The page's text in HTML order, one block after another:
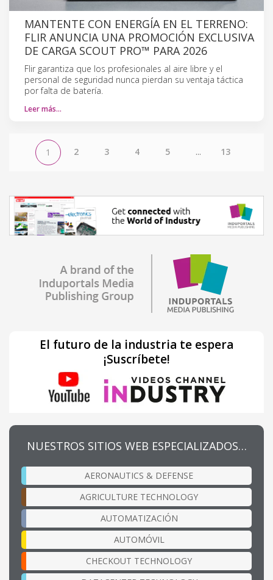
MANTENTE CON ENERGÍA EN EL TERRENO:
FLIR ANUNCIA UNA PROMOCIÓN EXCLUSIVA
DE CARGA SCOUT PRO™ PARA 2026
Flir garantiza que los profesionales al aire libre y el
personal de seguridad nunca pierdan su ventaja táctica
por falta de batería.
Leer más…
1 2 3 4 5 ... 13
El futuro de la industria te espera
¡Suscríbete!
NUESTROS SITIOS WEB ESPECIALIZADOS…
AERONAUTICS & DEFENSE
AGRICULTURE TECHNOLOGY
AUTOMATIZACIÓN
AUTOMÓVIL
CHECKOUT TECHNOLOGY